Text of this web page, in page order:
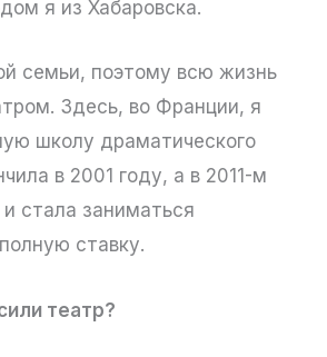
я из Хабаровска.
семьи, поэтому всю жизнь
Здесь, во Франции, я
школу драматического
в 2001 году, а в 2011-м
стала заниматься
ставку.
театр?